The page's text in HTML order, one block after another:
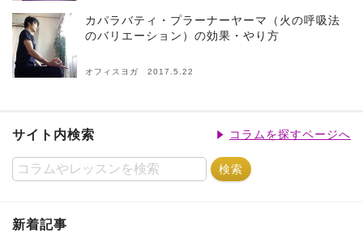
カパラバティ・プラーナーヤーマ（火の呼吸法
のバリエーション）の効果・やり方
オフィスヨガ 2017.5.22
サイト内検索 コラムを探すページへ
新着記事